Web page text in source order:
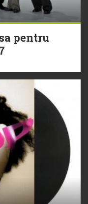
pentru